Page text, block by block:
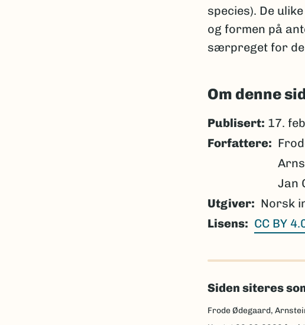
species). De
og formen på
særpreget for de
Om denne
Publisert: 17.
Forfattere
Jan
Utgiver
Norsk
Lisens
CC BY
Siden siteres
Frode Ødegaard,